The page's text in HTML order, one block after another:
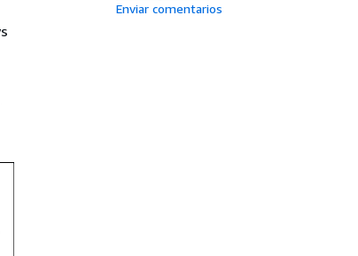
Enviar comentarios